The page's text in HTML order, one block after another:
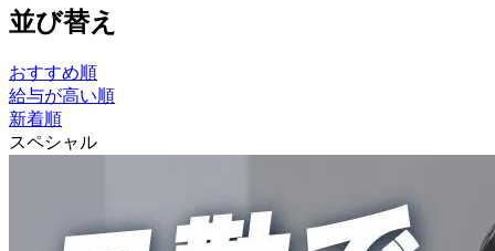
並び替え
おすすめ順
給与が高い順
新着順
スペシャル